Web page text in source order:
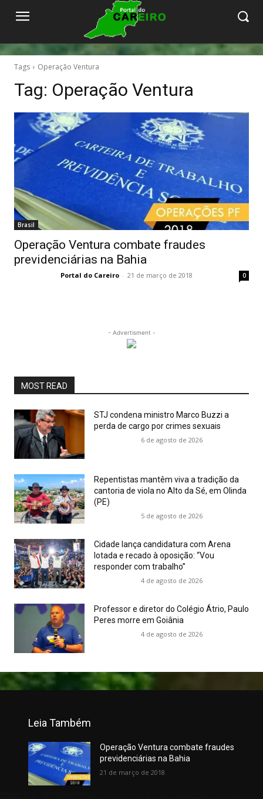
Tags Operação Ventura
Tag: Operação Ventura
Brasil
Operação Ventura combate fraudes
previdenciárias na Bahia
Portal do Careiro - 21 de março de 2018 0
- Advertisment -
MOST READ
STJ condena ministro Marco Buzzi a
perda de cargo por crimes sexuais
6 de agosto de 2026
Repentistas mantêm viva a tradição da
cantoria de viola no Alto da Sé, em Olinda
(PE)
5 de agosto de 2026
Cidade lança candidatura com Arena
lotada e recado à oposição: “Vou
responder com trabalho”
4 de agosto de 2026
Professor e diretor do Colégio Átrio, Paulo
Peres morre em Goiânia
4 de agosto de 2026
Leia Também
Operação Ventura combate fraudes
previdenciárias na Bahia
21 de março de 2018